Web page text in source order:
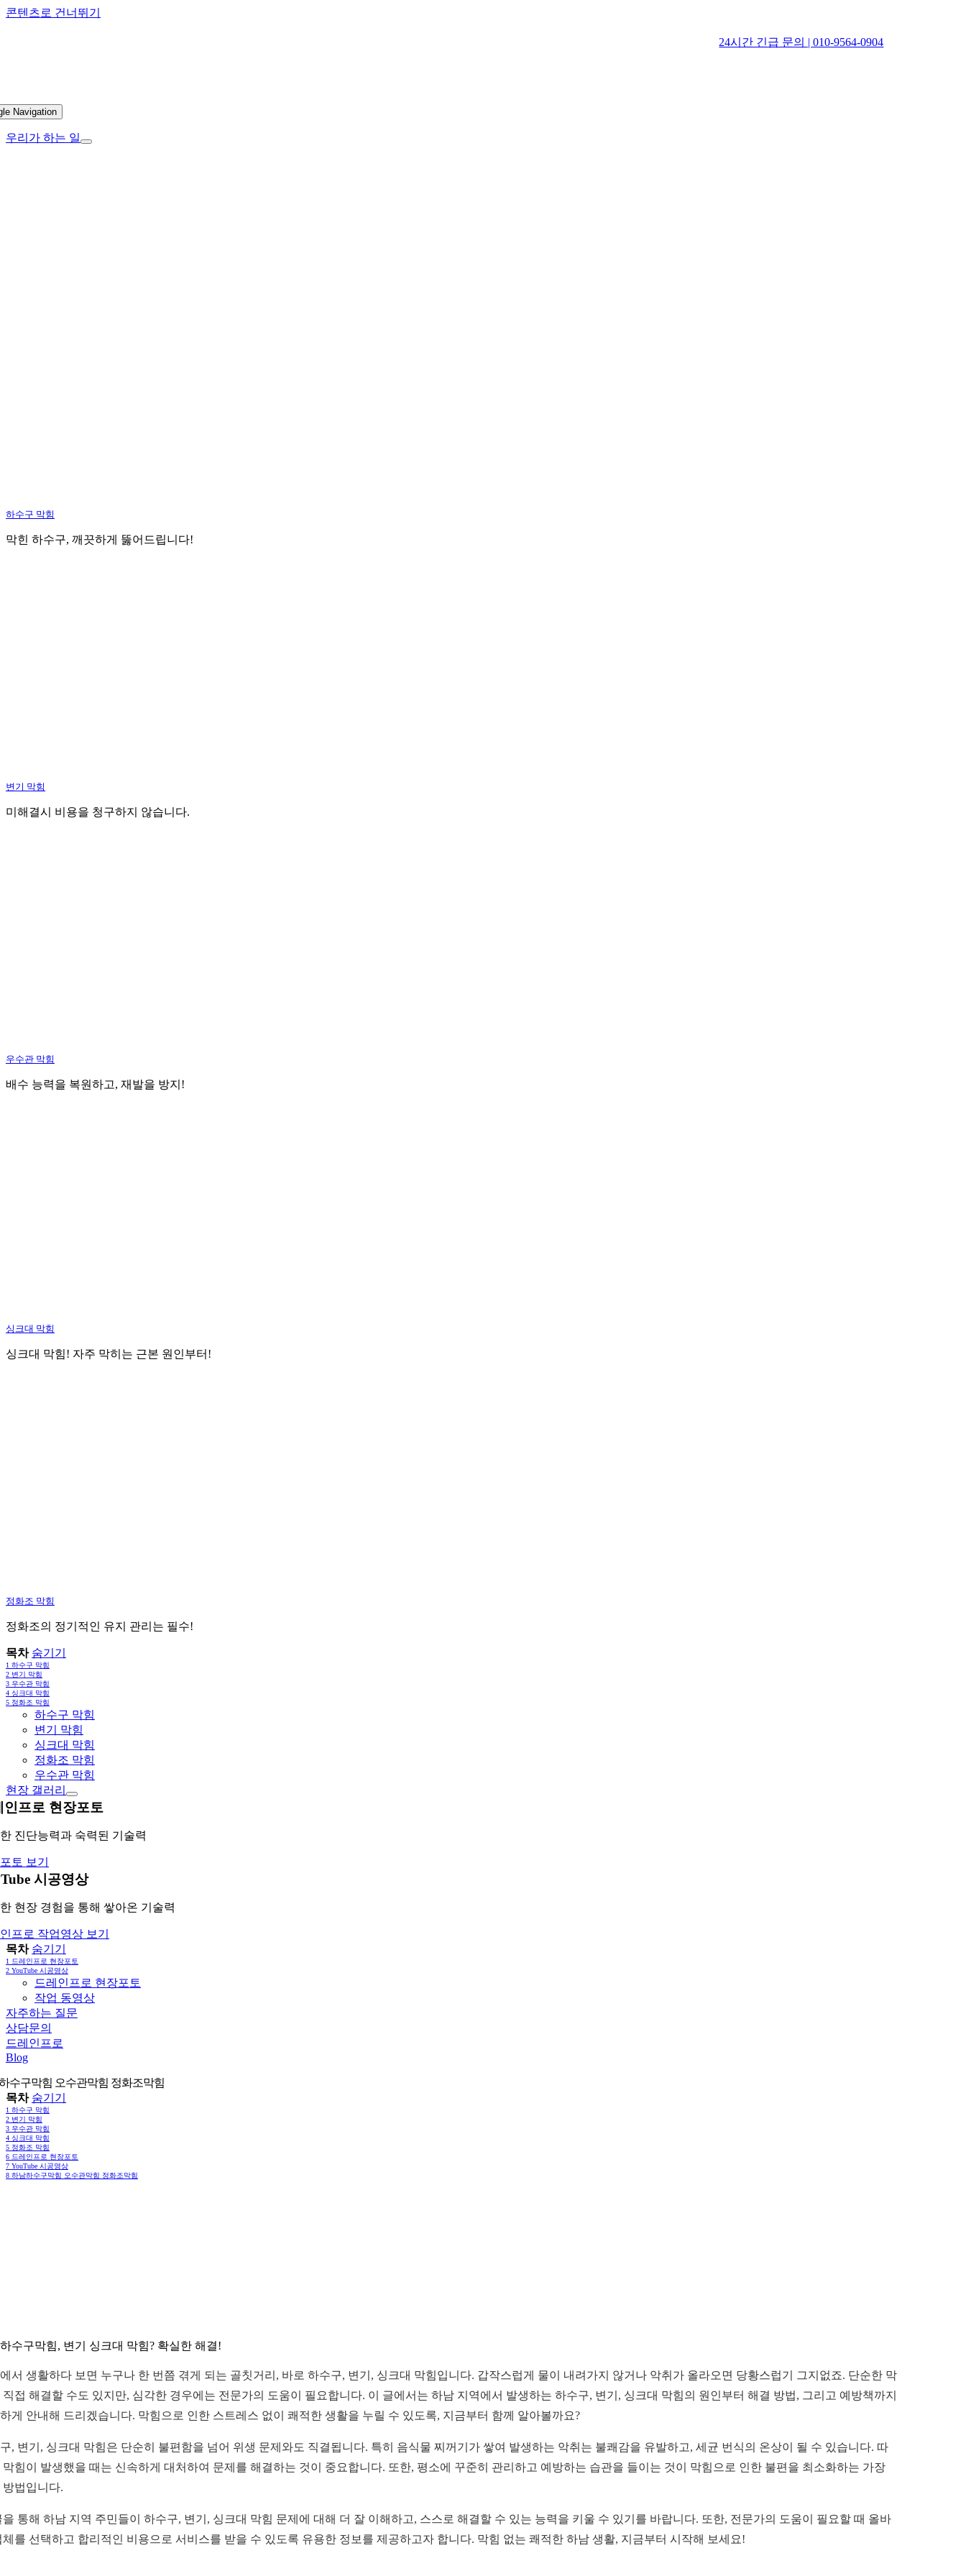
콘텐츠로 건너뛰기
24시간 긴급 문의 | 010-9564-0904
Navigation
우리가 하는 일
하수구 막힘
막힌 하수구, 깨끗하게 뚫어드립니다!
변기 막힘
미해결시 비용을 청구하지 않습니다.
우수관 막힘
배수 능력을 복원하고, 재발을 방지!
싱크대 막힘
싱크대 막힘! 자주 막히는 근본 원인부터!
정화조 막힘
정화조의 정기적인 유지 관리는 필수!
목차 숨기기
1 하수구 막힘
2 변기 막힘
3 우수관 막힘
4 싱크대 막힘
5 정화조 막힘
하수구 막힘
변기 막힘
싱크대 막힘
정화조 막힘
우수관 막힘
현장 갤러리
인프로 현장포토
진단능력과 숙력된 기술력
토 보기
시공영상
현장 경험을 통해 쌓아온 기술력
프로 작업영상 보기
목차 숨기기
1 드레인프로 현장포토
2 YouTube 시공영상
드레인프로 현장포토
작업 동영상
자주하는 질문
상담문의
드레인프로
Blog
수구막힘 오수관막힘 정화조막힘
목차 숨기기
1 하수구 막힘
2 변기 막힘
3 우수관 막힘
4 싱크대 막힘
5 정화조 막힘
6 드레인프로 현장포토
7 YouTube 시공영상
8 하남하수구막힘 오수관막힘 정화조막힘
수구막힘, 변기 싱크대 막힘? 확실한 해결!
서 생활하다 보면 누구나 한 번쯤 겪게 되는 골칫거리, 바로 하수구, 변기, 싱크대 막힘입니다. 갑작스럽게 물이 내려가지 않거나 악취가 올라오면 당황스럽기 그지없죠. 단순한 막
직접 해결할 수도 있지만, 심각한 경우에는 전문가의 도움이 필요합니다. 이 글에서는 하남 지역에서 발생하는 하수구, 변기, 싱크대 막힘의 원인부터 해결 방법, 그리고 예방책까지
게 안내해 드리겠습니다. 막힘으로 인한 스트레스 없이 쾌적한 생활을 누릴 수 있도록, 지금부터 함께 알아볼까요?
, 변기, 싱크대 막힘은 단순히 불편함을 넘어 위생 문제와도 직결됩니다. 특히 음식물 찌꺼기가 쌓여 발생하는 악취는 불쾌감을 유발하고, 세균 번식의 온상이 될 수 있습니다. 따
막힘이 발생했을 때는 신속하게 대처하여 문제를 해결하는 것이 중요합니다. 또한, 평소에 꾸준히 관리하고 예방하는 습관을 들이는 것이 막힘으로 인한 불편을 최소화하는 가장
방법입니다.
을 통해 하남 지역 주민들이 하수구, 변기, 싱크대 막힘 문제에 대해 더 잘 이해하고, 스스로 해결할 수 있는 능력을 키울 수 있기를 바랍니다. 또한, 전문가의 도움이 필요할 때 올바
체를 선택하고 합리적인 비용으로 서비스를 받을 수 있도록 유용한 정보를 제공하고자 합니다. 막힘 없는 쾌적한 하남 생활, 지금부터 시작해 보세요!